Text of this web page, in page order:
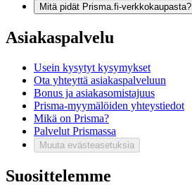
Mitä pidät Prisma.fi-verkkokaupasta?
Asiakaspalvelu
Usein kysytyt kysymykset
Ota yhteyttä asiakaspalveluun
Bonus ja asiakasomistajuus
Prisma-myymälöiden yhteystiedot
Mikä on Prisma?
Palvelut Prismassa
Muuta evästeasetuksia
Suosittelemme